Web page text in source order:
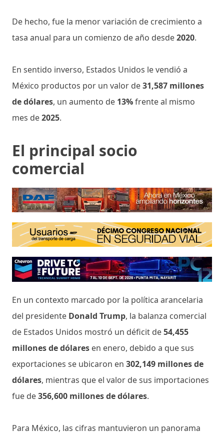
De hecho, fue la menor variación de crecimiento a
tasa anual para un comienzo de año desde2020.
En sentido inverso, Estados Unidos le vendió a
México productos por un valor de31,587 millones
de dólares, un aumento de 13%frente al mismo
mes de2025.
El principal socio
comercial
En un contexto marcado por la política arancelaria
del presidente Donald Trump, la balanza comercial
de Estados Unidos mostró un déficit de54,455
millones de dólares en enero, debido a que sus
exportaciones se ubicaron en 302,149 millones de
dólares, mientras que el valor de sus importaciones
fue de356,600 millones de dólares.
Para México, las cifras mantuvieron un panorama